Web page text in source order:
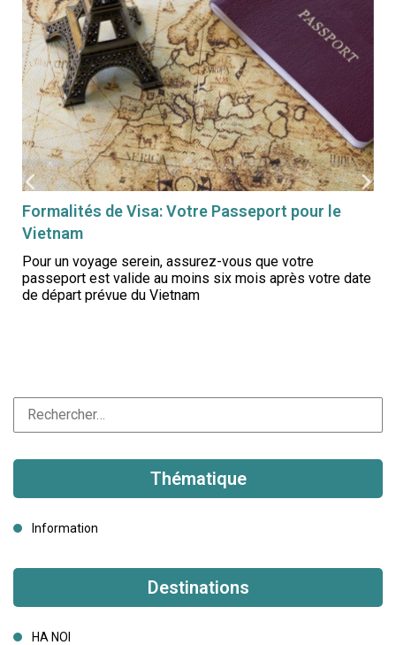
Formalités de Visa: Votre Passeport pour le
Vietnam
Pour un voyage serein, assurez-vous que votre
passeport est valide au moins six mois après votre date
de départ prévue du Vietnam
Thématique
Information
Destinations
HA NOI